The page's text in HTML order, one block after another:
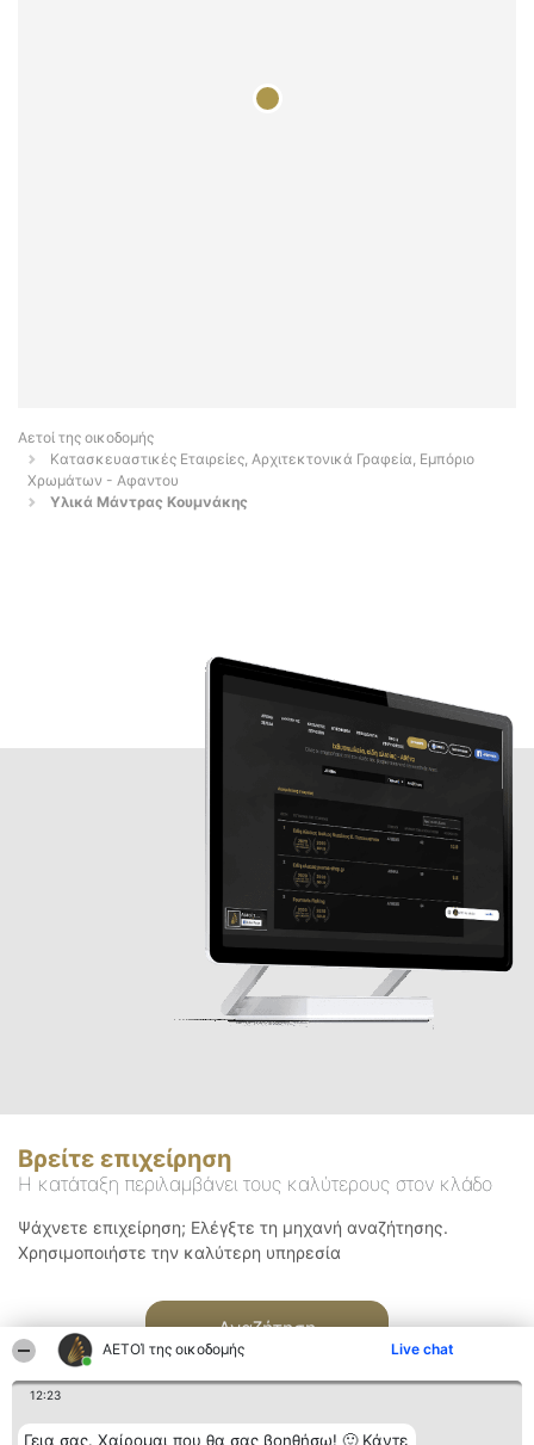
ΑΕΤΟΊ της οικοδομής Live chat
12:23
Γεια σας. Χαίρομαι που θα σας βοηθήσω! 🙂 Κάντε
Αετοί της οικοδομής
Κατασκευαστικές Εταιρείες, Αρχιτεκτονικά Γραφεία, Εμπόριο
Χρωμάτων - Αφαντου
Υλικά Μάντρας Κουμνάκης
Βρείτε επιχείρηση
Η κατάταξη περιλαμβάνει τους καλύτερους στον κλάδο
Ψάχνετε επιχείρηση; Ελέγξτε τη μηχανή αναζήτησης.
Χρησιμοποιήστε την καλύτερη υπηρεσία
Αναζήτηση